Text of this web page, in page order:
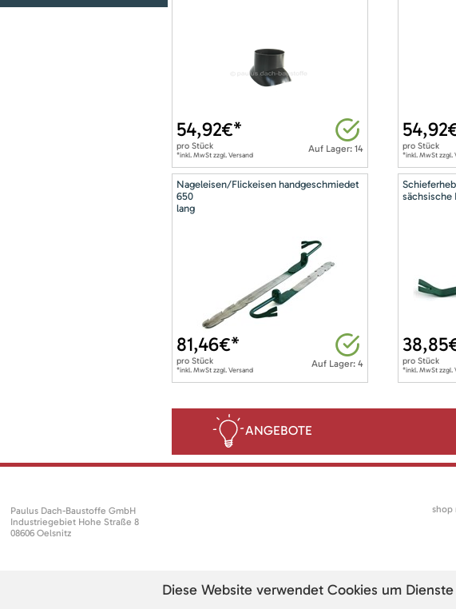
Auf Lager: 14
54,92€*
pro Stück
*inkl. MwSt zzgl. Versand
54,92
pro Stück
*inkl. MwSt zzgl.
Nageleisen/Flickeisen handgeschmiedet
650
lang
Auf Lager: 4
81,46€*
pro Stück
*inkl. MwSt zzgl. Versand
sächsische
38,85
pro Stück
*inkl. MwSt zzgl.
ANGEBOTE
Paulus Dach-Baustoffe GmbH
Industriegebiet Hohe Straße 8
08606 Oelsnitz
shop
Diese Website verwendet Cookies um